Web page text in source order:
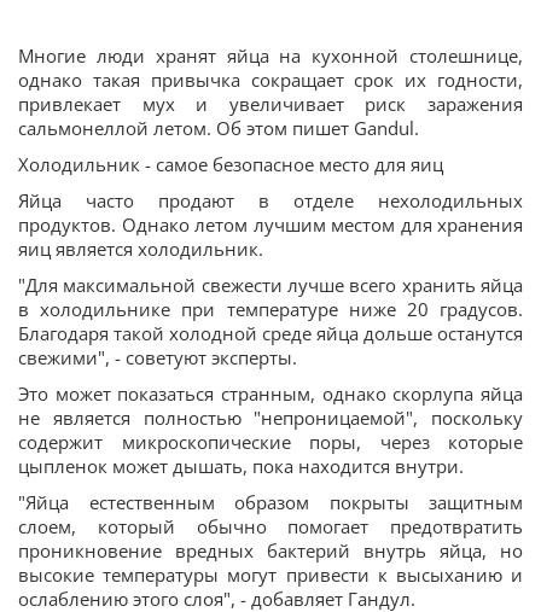
Многие люди хранят яйца на кухонной столешнице,
однако такая привычка сокращает срок их годности,
привлекает мух и увеличивает риск заражения
сальмонеллой летом. Об этом пишет Gandul.
Холодильник - самое безопасное место для яиц
Яйца часто продают в отделе нехолодильных
продуктов. Однако летом лучшим местом для хранения
яиц является холодильник.
"Для максимальной свежести лучше всего хранить яйца
в холодильнике при температуре ниже 20 градусов.
Благодаря такой холодной среде яйца дольше останутся
свежими", - советуют эксперты.
Это может показаться странным, однако скорлупа яйца
не является полностью "непроницаемой", поскольку
содержит микроскопические поры, через которые
цыпленок может дышать, пока находится внутри.
"Яйца естественным образом покрыты защитным
слоем, который обычно помогает предотвратить
проникновение вредных бактерий внутрь яйца, но
высокие температуры могут привести к высыханию и
ослаблению этого слоя", - добавляет Гандул.